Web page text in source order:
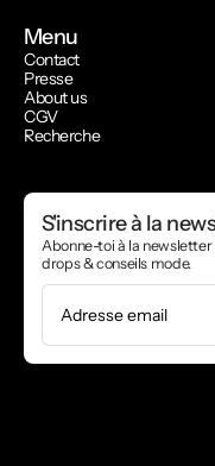
Menu
Contact
Presse
About us
CGV
Recherche
S'inscrire à la
Abonne-toi à la
drops & conseils mode.
Adresse email